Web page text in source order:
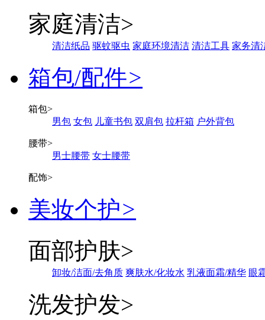
家庭清洁>
清洁纸品 驱蚊驱虫 家庭环境清洁 清洁工具 家务清
箱包/配件>
箱包>
男包 女包 儿童书包 双肩包 拉杆箱 户外背包
腰带>
男士腰带 女士腰带
配饰>
美妆个护>
面部护肤>
卸妆/洁面/去角质 爽肤水/化妆水 乳液面霜/精华 眼
洗发护发>